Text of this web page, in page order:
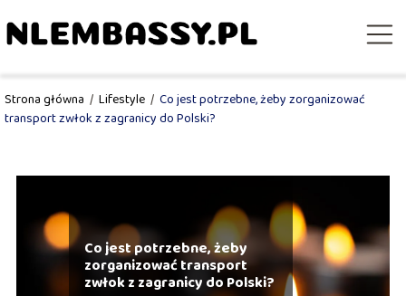
Strona główna / Lifestyle / Co jest potrzebne, żeby zorganizować
transport zwłok z zagranicy do Polski?
Co jest potrzebne, żeby
zorganizować transport
zwłok z zagranicy do Polski?